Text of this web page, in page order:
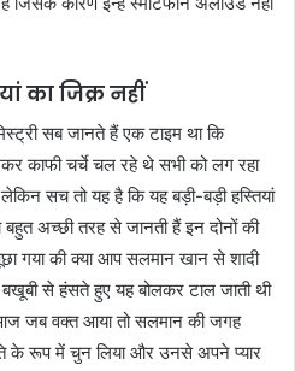
का जिक्र नहीं
सब जानते हैं एक टाइम था कि
काफी चर्चे चल रहे थे सभी को लग रहा
सच तो यह है कि यह बड़ी-बड़ी हस्तियां
अच्छी तरह से जानती हैं इन दोनों की
गया की क्या आप सलमान खान से शादी
बखूबी से हंसते हुए यह बोलकर टाल जाती थी
जब वक्त आया तो सलमान की जगह
के रूप में चुन लिया और उनसे अपने प्यार